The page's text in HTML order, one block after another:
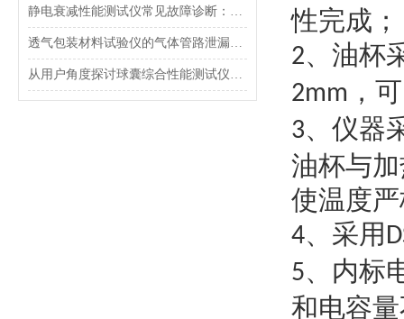
静电衰减性能测试仪常见故障诊断：充电不稳定与电位漂移排查
透气包装材料试验仪的气体管路泄漏防护与废气排放系统详解
从用户角度探讨球囊综合性能测试仪的故障问题
性完成；
2、油杯
2mm ，
3、仪器
油杯与
使温度
4、采用
5、内标
和电容